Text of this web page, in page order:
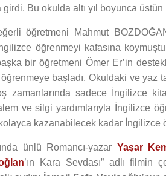
girdi. Bu okulda altı yıl boyunca üstün
öğretmeni Mahmut
öğrenmeyi kafasına
bir öğretmeni Ömer Er’in
öğrenmeye başladı. Okuldaki ve yaz
zamanlarında sadece İngilizce
ve silgi yardımlarıyla İngilizce
kolayca kazanabilecek kadar İngilizce
ünlü Romancı-yazar Yaşar
’ın Kara Sevdası” adlı filmin